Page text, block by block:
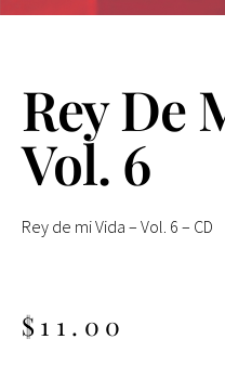
Rey De
Vol. 6
Rey de mi Vida – Vol. 6 – CD
$ 11.00